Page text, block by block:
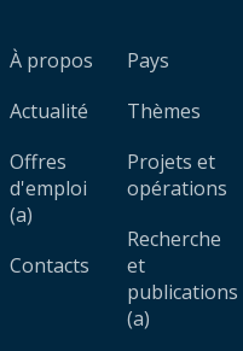
À propos
Actualité
Offres
d'emploi
(a)
Contacts
Pays
Thèmes
Projets et
opérations
Recherche
et
publications
(a)